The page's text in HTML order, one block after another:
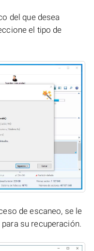
del que desea
el tipo de
de escaneo, se le
su recuperación.